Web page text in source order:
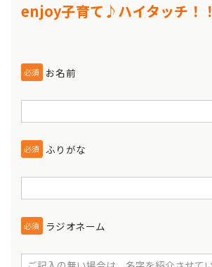
enjoy子育て♪ハイタッチ！！
必須 お名前
必須 ふりがな
必須 ラジオネーム